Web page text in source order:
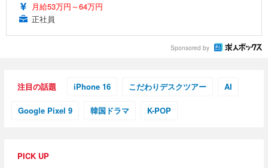
月給53万円～64万円
正社員
Sponsored by
注目の話題 iPhone 16 こだわりデスクツアー AI
Google Pixel 9 韓国ドラマ K-POP
PICK UP